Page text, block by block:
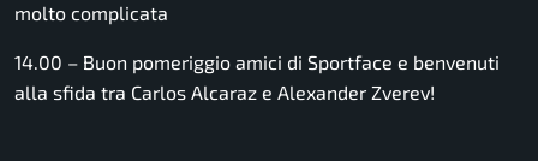
molto complicata
14.00 – Buon pomeriggio amici di Sportface e benvenuti
alla sfida tra Carlos Alcaraz e Alexander Zverev!